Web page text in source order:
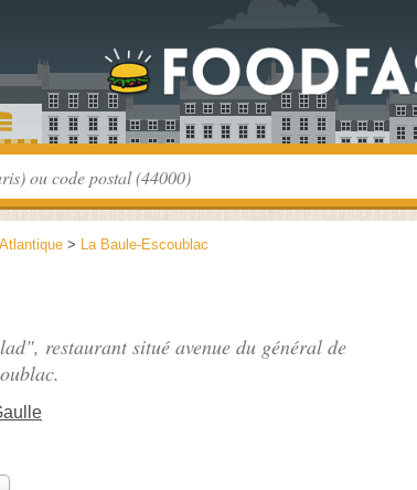
> La Baule-Escoublac
restaurant situé avenue du général de